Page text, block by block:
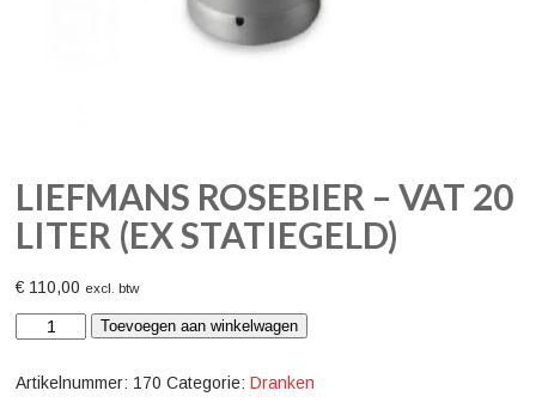
LIEFMANS ROSEBIER – VAT 20
LITER (EX STATIEGELD)
€ 110,00 excl. btw
Liefmans
rosebier
vat
Toevoegen aan winkelwagen
Artikelnummer: 170 Categorie:Dranken